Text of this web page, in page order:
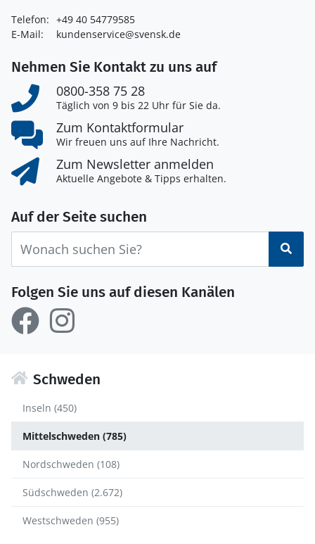
Telefon: +49 40 54779585
E-Mail:
kundenservice@svensk.de
Nehmen Sie Kontakt zu uns auf
0800-358 75 28
Täglich von 9 bis 22 Uhr für Sie da.
Zum Kontaktformular
Wir freuen uns auf Ihre Nachricht.
Zum Newsletter anmelden
Aktuelle Angebote & Tipps erhalten.
Auf der Seite suchen
Folgen Sie uns auf diesen Kanälen
Schweden
Inseln (450)
Mittelschweden (785)
Nordschweden (108)
Südschweden (2.672)
Westschweden (955)